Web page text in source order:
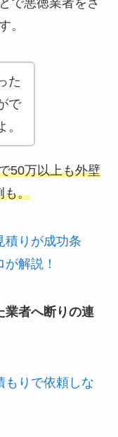
。
た
で
50万以上も外壁
も。
積りが成功条
解説！
業者へ断りの連
もりで依頼しな